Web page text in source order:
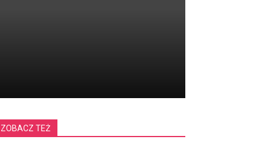
ZOBACZ TEŻ